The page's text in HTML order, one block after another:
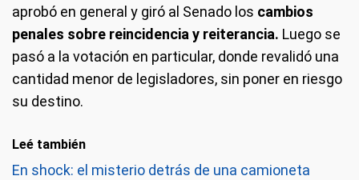
aprobó en general y giró al Senado los cambios
penales sobre reincidencia y reiterancia. Luego se
pasó a la votación en particular, donde revalidó una
cantidad menor de legisladores, sin poner en riesgo
su destino.
Leé también
En shock: el misterio detrás de una camioneta